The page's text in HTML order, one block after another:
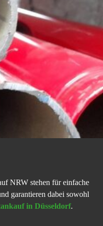
NRW stehen für einfache
garantieren dabei sowohl
in Düsseldorf.